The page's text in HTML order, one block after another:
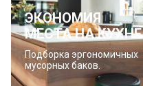
ЭКОНОМИЯ
МЕСТА НА
Подборка эргономичных
мусорных баков.